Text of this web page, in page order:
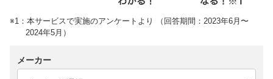
※1：本サービスで実施のアンケートより （回答期間：2023年6月〜
2024年5月）
メーカー